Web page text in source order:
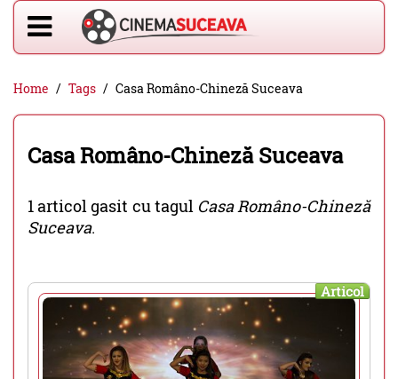
Home Tags Casa Româno-Chineză Suceava
Casa Româno-Chineză Suceava
1 articol gasit cu tagul Casa Româno-Chineză
Suceava.
Articol